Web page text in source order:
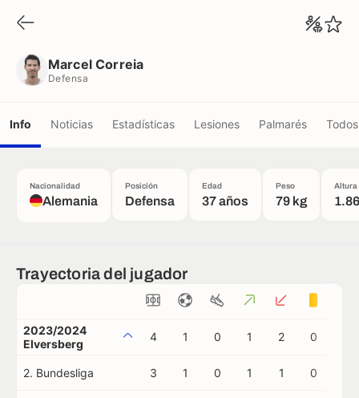
Marcel Correia
Defensa
Info Noticias Estadísticas Lesiones Palmarés
Nacionalidad
Alemania
Posición
Defensa
Edad
37 años
Peso
79 kg
Altura
Trayectoria del jugador
2023/2024
Elversberg
4 1 0 1 2 0
2. Bundesliga 3 1 0 1 1 0